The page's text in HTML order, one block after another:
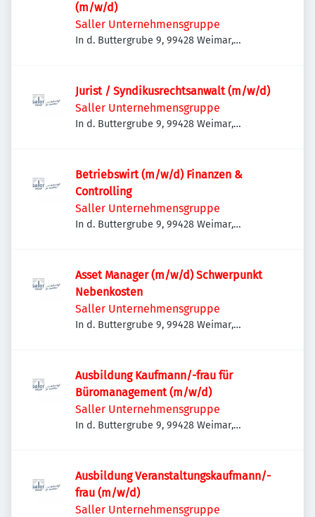
(m/w/d)
Saller Unternehmensgruppe
In d. Buttergrube 9, 99428 Weimar,
Jurist / Syndikusrechtsanwalt (m/w/d)
Saller Unternehmensgruppe
In d. Buttergrube 9, 99428 Weimar,
Betriebswirt (m/w/d) Finanzen &
Controlling
Saller Unternehmensgruppe
In d. Buttergrube 9, 99428 Weimar,
Asset Manager (m/w/d) Schwerpunkt
Nebenkosten
Saller Unternehmensgruppe
In d. Buttergrube 9, 99428 Weimar,
Ausbildung Kaufmann/-frau für
Büromanagement (m/w/d)
Saller Unternehmensgruppe
In d. Buttergrube 9, 99428 Weimar,
Ausbildung Veranstaltungskaufmann/-
frau (m/w/d)
Saller Unternehmensgruppe